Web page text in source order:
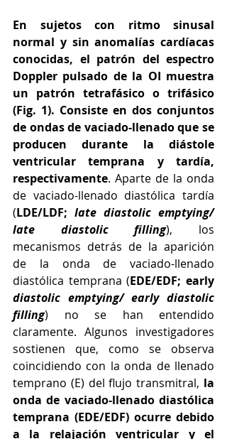
En sujetos con ritmo sinusal
normal y sin anomalías cardíacas
conocidas, el patrón del espectro
Doppler pulsado de la OI muestra
un patrón tetrafásico o trifásico
(Fig. 1). Consiste en dos conjuntos
de ondas de vaciado-llenado que se
producen durante la diástole
ventricular temprana y tardía,
respectivamente. Aparte de la onda
de vaciado-llenado diastólica tardía
(LDE/LDF; late diastolic emptying/
late diastolic filling), los
mecanismos detrás de la aparición
de la onda de vaciado-llenado
diastólica temprana (EDE/EDF; early
diastolic emptying/ early diastolic
filling) no se han entendido
claramente. Algunos investigadores
sostienen que, como se observa
coincidiendo con la onda de llenado
temprano (E) del flujo transmitral, la
onda de vaciado-llenado diastólica
temprana (EDE/EDF) ocurre debido
a la relajación ventricular y el